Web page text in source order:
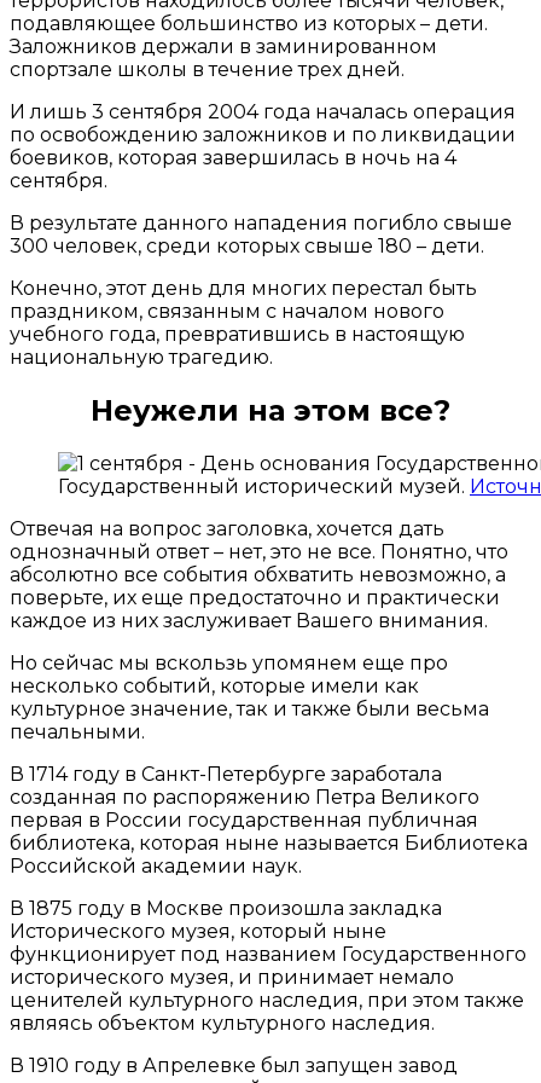
подавляющее большинство из которых – дети.
Заложников держали в заминированном
спортзале школы в течение трех дней.
И лишь 3 сентября 2004 года началась операция
по освобождению заложников и по ликвидации
боевиков, которая завершилась в ночь на 4
сентября.
В результате данного нападения погибло свыше
300 человек, среди которых свыше 180 – дети.
Конечно, этот день для многих перестал быть
праздником, связанным с началом нового
учебного года, превратившись в настоящую
национальную трагедию.
Неужели на этом все?
Государственный исторический музей.
Отвечая на вопрос заголовка, хочется дать
однозначный ответ – нет, это не все. Понятно, что
абсолютно все события обхватить невозможно, а
поверьте, их еще предостаточно и практически
каждое из них заслуживает Вашего внимания.
Но сейчас мы вскользь упомянем еще про
несколько событий, которые имели как
культурное значение, так и также были весьма
печальными.
В 1714 году в Санкт-Петербурге заработала
созданная по распоряжению Петра Великого
первая в России государственная публичная
библиотека, которая ныне называется Библиотека
Российской академии наук.
В 1875 году в Москве произошла закладка
Исторического музея, который ныне
функционирует под названием Государственного
исторического музея, и принимает немало
ценителей культурного наследия, при этом также
являясь объектом культурного наследия.
В 1910 году в Апрелевке был запущен завод